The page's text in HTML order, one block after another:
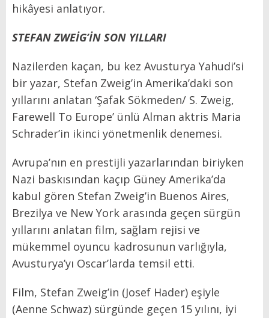
hikâyesi anlatıyor.
STEFAN ZWEİG’İN SON YILLARI
Nazilerden kaçan, bu kez Avusturya Yahudi’si
bir yazar, Stefan Zweig’in Amerika’daki son
yıllarını anlatan ‘Şafak Sökmeden/ S. Zweig,
Farewell To Europe’ ünlü Alman aktris Maria
Schrader’in ikinci yönetmenlik denemesi.
Avrupa’nın en prestijli yazarlarından biriyken
Nazi baskısından kaçıp Güney Amerika’da
kabul gören Stefan Zweig’in Buenos Aires,
Brezilya ve New York arasında geçen sürgün
yıllarını anlatan film, sağlam rejisi ve
mükemmel oyuncu kadrosunun varlığıyla,
Avusturya’yı Oscar’larda temsil etti.
Film, Stefan Zweig’in (Josef Hader) eşiyle
(Aenne Schwaz) sürgünde geçen 15 yılını, iyi